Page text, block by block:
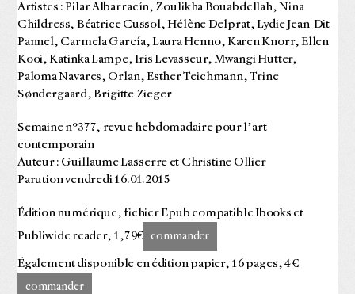
Artistes : Pilar Albarracín, Zoulikha Bouabdellah, Nina
Childress, Béatrice Cussol, Hélène Delprat, Lydie Jean-Dit-
Pannel, Carmela García, Laura Henno, Karen Knorr, Ellen
Kooi, Katinka Lampe, Iris Levasseur, Mwangi Hutter,
Paloma Navares, Orlan, Esther Teichmann, Trine
Søndergaard, Brigitte Zieger
Semaine n°377, revue hebdomadaire pour l’art
contemporain
Auteur : Guillaume Lasserre et Christine Ollier
Parution vendredi 16.01.2015
Édition numérique, fichier Epub compatible Ibooks et
Publiwide reader, 1,79€
commander
Également disponible en édition papier, 16 pages, 4 €
commander